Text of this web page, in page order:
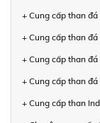
+ Cung cấp than
+ Cung cấp than
+ Cung cấp than
+ Cung cấp than
+ Cung cấp than